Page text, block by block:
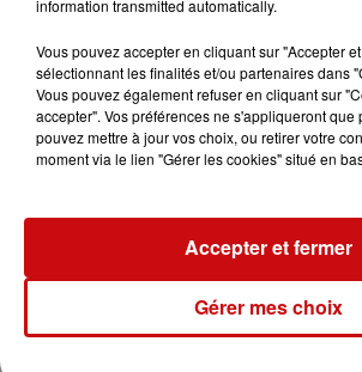
LES DÉDICACES
LE DIMANCHE DE 10H À 12H
Jean-Marie et "les filles"(Déborah,
midi. Un rendez-vous désormais
à l’antenne tous vos messages
d’anniversaire de mariage, etc..
Leur slogan : "les messages de vous à
information transmitted automatically.
Vous pouvez accepter en cliquant sur "Accepter
sélectionnant les finalités et/ou partenaires dans
Vous pouvez également refuser en cliquant sur
accepter". Vos préférences ne s'appliqueront que
pouvez mettre à jour vos choix, ou retirer votre
moment via le lien "Gérer les cookies" situé en
Gérer mes choix
Accepter et fermer